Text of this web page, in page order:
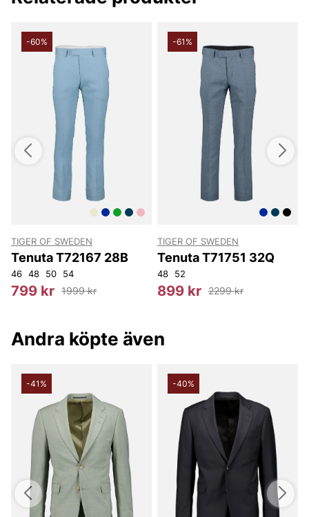
Läs mer på
48 50 52 54
-60%
TIGER OF SWEDEN
Tenuta T72167 28B
46 48 50 54
799 kr 1999 kr
-61%
TIGER OF SWEDEN
Tenuta T71751 32Q
48 52
899 kr 2299 kr
Andra köpte även
-41% -40%